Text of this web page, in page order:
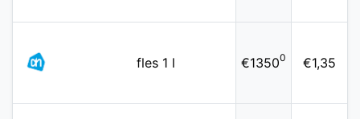
fles 1 l €13500 €1,35